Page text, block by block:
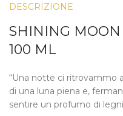
DESCRIZIONE
SHINING
100 ML
“Una notte ci ritrovammo
di una luna piena e,
sentire un profumo di